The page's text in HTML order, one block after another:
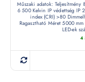
Műszaki adatok: Teljesítmény
6 500 Kelvin IP védettség IP
index (CRI) >80
Ragasztható Méret 5000
LED-ek
4